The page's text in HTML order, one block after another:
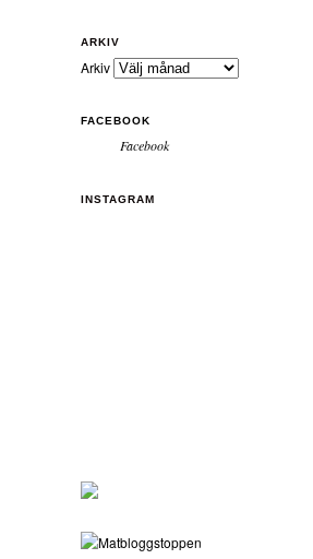
ARKIV
Arkiv
FACEBOOK
Facebook
INSTAGRAM